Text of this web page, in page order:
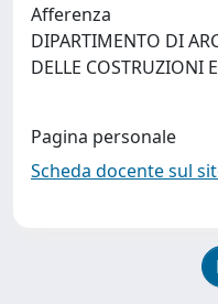
Afferenza
DIPARTIMENTO DI
DELLE COSTRUZIONI
Pagina personale
Scheda docente sul